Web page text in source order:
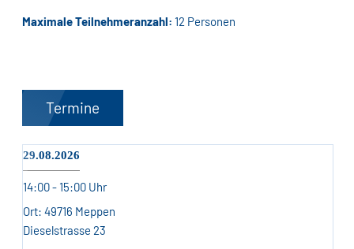
Maximale Teilnehmeranzahl: 12 Personen
Termine
29.08.2026
14:00 - 15:00 Uhr
49716 Meppen
Dieselstrasse 23